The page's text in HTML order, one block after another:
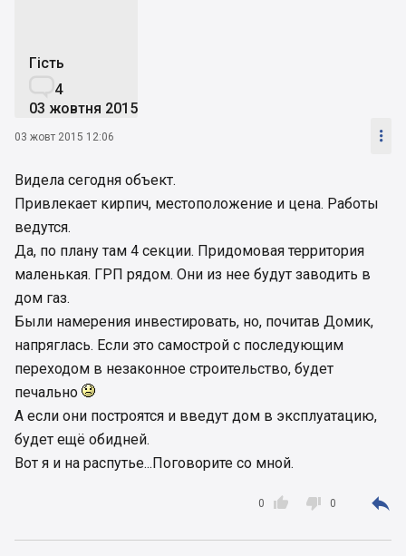
Гість
4
03 жовтня 2015
03 жовт 2015 12:06 
Видела сегодня объект.
Привлекает кирпич, местоположение и цена. Работы
ведутся.
Да, по плану там 4 секции. Придомовая территория
маленькая. ГРП рядом. Они из нее будут заводить в
дом газ.
Были намерения инвестировать, но, почитав Домик,
напряглась. Если это самострой с последующим
переходом в незаконное строительство, будет
печально
А если они построятся и введут дом в эксплуатацию,
будет ещё обидней.
Вот я и на распутье...Поговорите со мной.

0  0 